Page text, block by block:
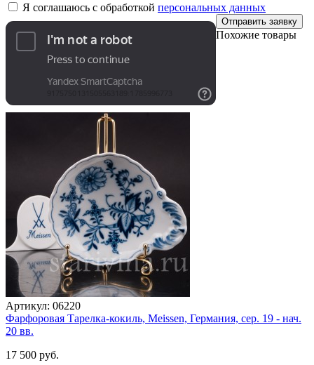
Я соглашаюсь с обработкой персональных данных
Отправить заявку
Похожие товары
Артикул: 06220
Фарфоровая Тарелка-кокиль, Meissen, Германия, сер. 19 - нач.
20 вв.
17 500 руб.